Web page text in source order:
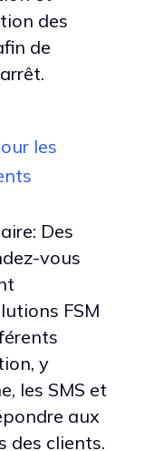
des
de
les
Des
vous
FSM
y
les SMS et
aux
des clients.